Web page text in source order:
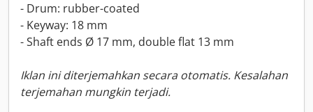
- Drum: rubber-coated
- Keyway: 18 mm
- Shaft ends Ø 17 mm, double flat 13 mm
Iklan ini diterjemahkan secara otomatis. Kesalahan
terjemahan mungkin terjadi.